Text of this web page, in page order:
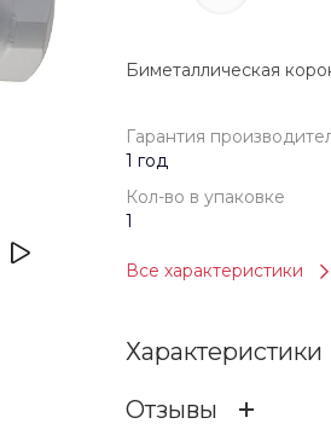
Биметаллическая
Гарантия
1 год
Кол-во в упаковке
1
Все характеристики
Характеристики
Отзывы